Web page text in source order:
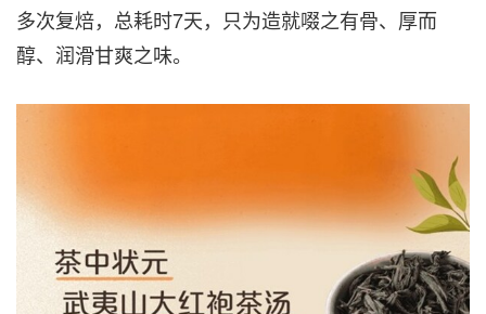
多次复焙，总耗时7天，只为造就啜之有骨、厚而
醇、润滑甘爽之味。